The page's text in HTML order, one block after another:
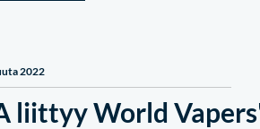
2022
liittyy World